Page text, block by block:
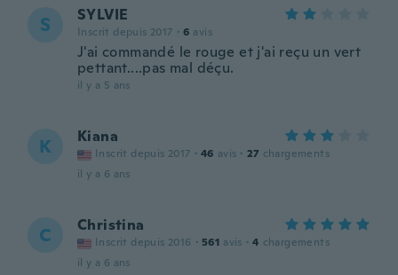
S SYLVIE
Inscrit depuis 2017 · 6 avis
J'ai commandé le rouge et j'ai reçu un vert
pettant....pas mal déçu.
il y a 5 ans
K Kiana
Inscrit depuis 2017 · 46 avis · 27 chargements
il y a 6 ans
C Christina
Inscrit depuis 2016 · 561 avis · 4 chargements
il y a 6 ans